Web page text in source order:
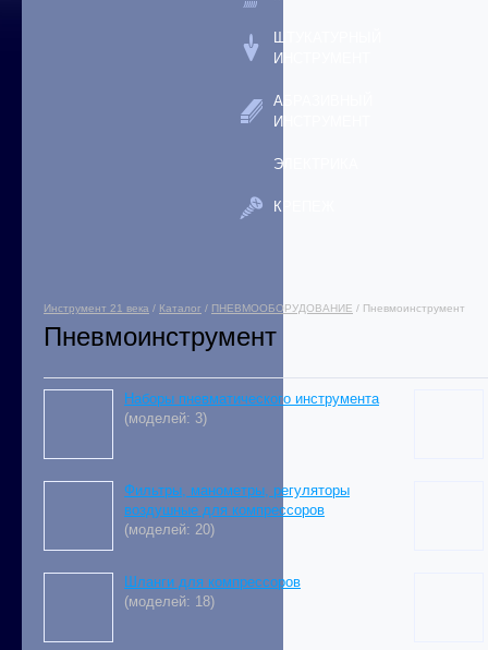
ШТУКАТУРНЫЙ
ИНСТРУМЕНТ
АБРАЗИВНЫЙ
ИНСТРУМЕНТ
ЭЛЕКТРИКА
КРЕПЕЖ
Инструмент 21 века / Каталог / ПНЕВМООБОРУДОВАНИЕ / Пневмоинструмент
Пневмоинструмент
Наборы пневматического инструмента
(моделей: 3)
Фильтры, манометры, регуляторы
воздушные для компрессоров
(моделей: 20)
Шланги для компрессоров
(моделей: 18)